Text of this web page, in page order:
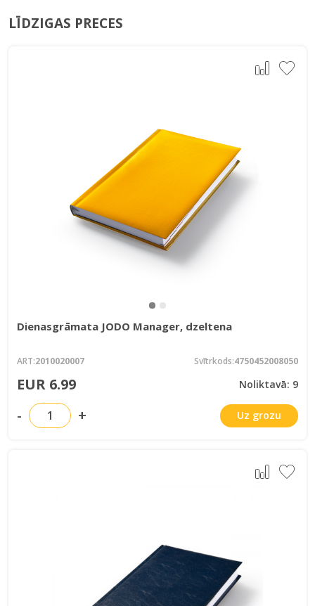
LĪDZIGAS PRECES
Dienasgrāmata JODO Manager, dzeltena
ART:2010020007 Svītrkods:4750452008050
EUR 6.99 Noliktavā: 9
- + Uz grozu